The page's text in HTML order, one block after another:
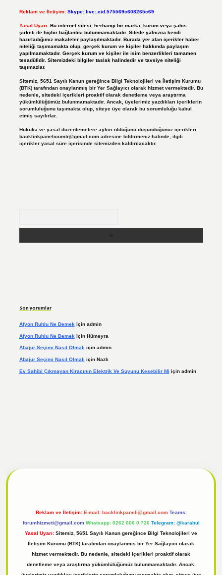
Reklam ve İletişim: Skype: live:.cid.575569c608265c69
Yasal Uyarı: Bu internet sitesi, herhangi bir marka, kurum veya şahıs
şirketi ile hiçbir bağlantısı bulunmamaktadır. Sitede yalnızca kendi
hazırladığımız makaleler paylaşılmaktadır. Burada yer alan içerikler haber
niteliği taşımamakta olup, gerçek kurum ve kişiler hakkında paylaşım
yapılmamaktadır. Gerçek kurum ve kişiler ile isim benzerlikleri tamamen
tesadüfidir. Sitemizdeki bilgiler taslak halindedir ve tavsiye niteliği
taşımazlar.
Sitemiz, 5651 Sayılı Kanun gereğince Bilgi Teknolojileri ve İletişim Kurumu
(BTK) tarafından onaylanmış bir Yer Sağlayıcı olarak hizmet vermektedir. Bu
nedenle, sitedeki içerikleri proaktif olarak denetleme veya araştırma
yükümlülüğümüz bulunmamaktadır. Ancak, üyelerimiz yazdıkları içeriklerin
sorumluluğunu taşımakta olup, siteye üye olarak bu sorumluluğu kabul
etmiş sayılırlar.
Hukuka ve yasal düzenlemelere aykırı olduğunu düşündüğünüz içerikleri,
backlinkpanelicomtr@gmail.comadresine bildirmeniz halinde, ilgili
içerikler yasal süre içerisinde sitemizden kaldırılacaktır.
Son yorumlar
Afyon Ruhlu Ne Demek için admin
Afyon Ruhlu Ne Demek için Hümeyra
Abajur Seçimi Nasıl Olmalı için admin
Abajur Seçimi Nasıl Olmalı için Nazlı
Ev Sahibi Çıkmayan Kiracının Elektrik Ve Suyunu Kesebilir Mi için admin
Reklam ve İletişim: E-mail: backlinkpaneli@gmail.com Teams:
forumhizmeti@gmail.com Whatsapp: 0262 606 0 726 Telegram: @karabul
Yasal Uyarı: Sitemiz, 5651 Sayılı Kanun gereğince Bilgi Teknolojileri ve
İletişim Kurumu (BTK) tarafından onaylanmış bir Yer Sağlayıcı olarak
hizmet vermektedir. Bu nedenle, sitedeki içerikleri proaktif olarak
denetleme veya araştırma yükümlülüğümüz bulunmamaktadır. Ancak,